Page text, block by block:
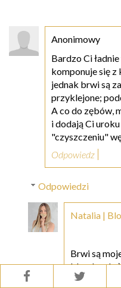
Anonimowy
Bardzo Ci
komponuje się z
jednak brwi są
przyklejone;
A co do zębów,
i dodają Ci
"czyszczeniu"
Odpowiedz
Odpowiedzi
Natalia |
Brwi są
blondynek :)